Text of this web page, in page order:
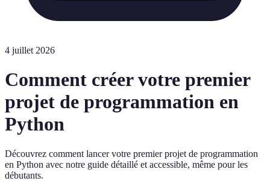
4 juillet 2026
Comment créer votre premier
projet de programmation en
Python
Découvrez comment lancer votre premier projet de programmation
en Python avec notre guide détaillé et accessible, même pour les
débutants.